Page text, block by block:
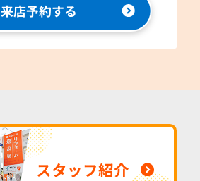
来店予約する
スタッフ紹介